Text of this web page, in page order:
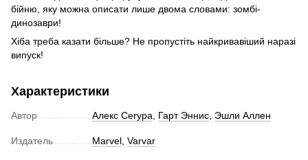
бійню, яку можна описати лише двома словами: зомбі-
динозаври!
Хіба треба казати більше? Не пропустіть найкривавіший наразі
випуск!
Характеристики
Автор Алекс Сегура, Гарт Эннис, Эшли Аллен
Издатель Marvel, Varvar